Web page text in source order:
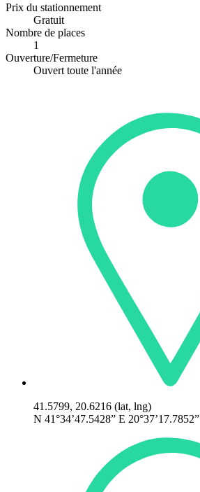
Prix du stationnement
Gratuit
Nombre de places
1
Ouverture/Fermeture
Ouvert toute l'année
41.5799, 20.6216 (lat, lng)
N 41°34’47.5428” E 20°37’17.7852”